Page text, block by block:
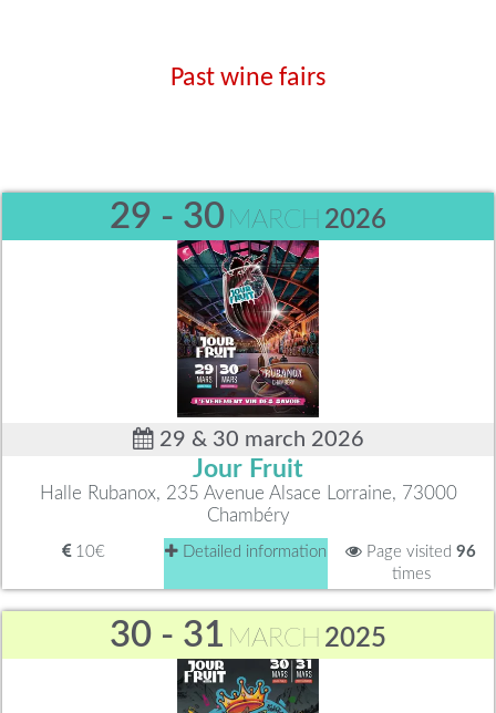
Past wine fairs
29 - 30 MARCH 2026
29 & 30 march 2026
Jour Fruit
Halle Rubanox, 235 Avenue Alsace Lorraine, 73000
Chambéry
10€ Detailed information Page visited 96
times
30 - 31 MARCH 2025